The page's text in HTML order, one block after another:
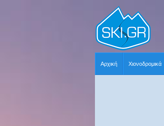
Αρχική Χιονοδρομικά